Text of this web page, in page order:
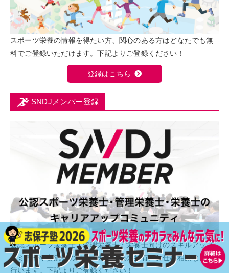
スポーツ栄養の情報を得たい方、関心のある方はどなたでも無
料でご登録いただけます。下記よりご登録ください！
登録はこちら
SNDJメンバー登録
公認スポーツ栄養士・管理栄養士・栄養士向けのスキルアップ
セミナーや交流会の開催、専門情報の共有、お仕事相談などを
行います。下記よりご登録ください！